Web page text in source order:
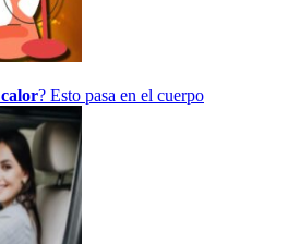
calor? Esto pasa en el cuerpo